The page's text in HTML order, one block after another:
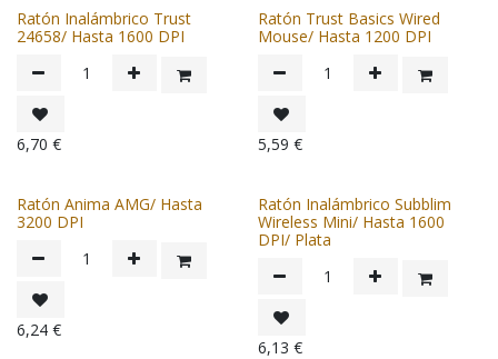
Ratón Inalámbrico Trust
24658/ Hasta 1600 DPI
6,70 €
Ratón Trust Basics Wired
Mouse/ Hasta 1200 DPI
5,59 €
Ratón Anima AMG/ Hasta
3200 DPI
6,24 €
Ratón Inalámbrico Subblim
Wireless Mini/ Hasta 1600
DPI/ Plata
6,13 €